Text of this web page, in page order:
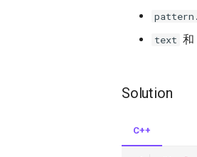
text 和
Solution
C++